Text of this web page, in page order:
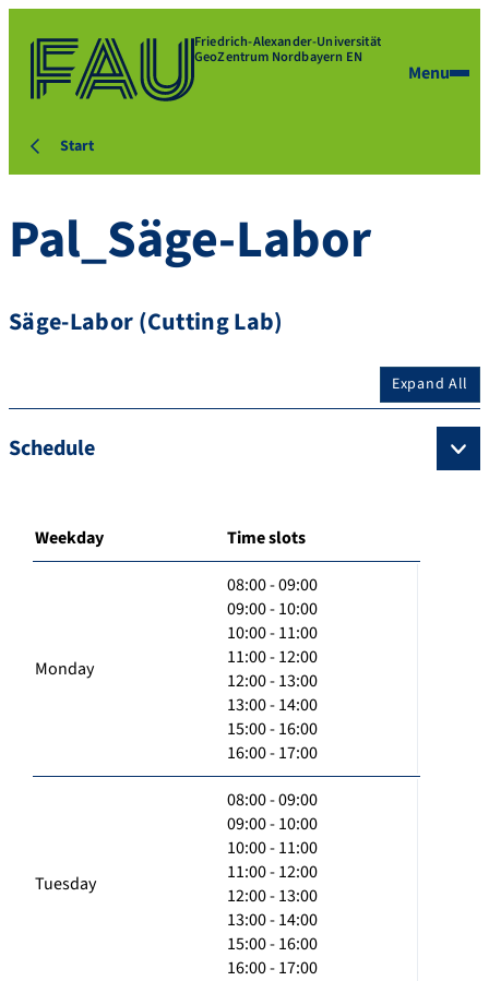
Friedrich-Alexander-Universität
GeoZentrum Nordbayern EN
Menu
Start
Pal_Säge-Labor
Säge-Labor (Cutting Lab)
Expand All
Schedule
Weekday Time slots
Monday
08:00 - 09:00
09:00 - 10:00
10:00 - 11:00
11:00 - 12:00
12:00 - 13:00
13:00 - 14:00
15:00 - 16:00
16:00 - 17:00
Tuesday
08:00 - 09:00
09:00 - 10:00
10:00 - 11:00
11:00 - 12:00
12:00 - 13:00
13:00 - 14:00
15:00 - 16:00
16:00 - 17:00